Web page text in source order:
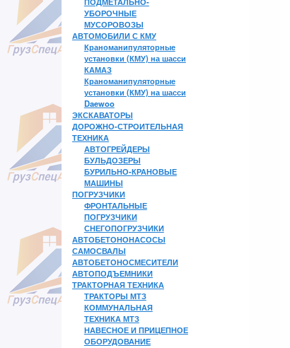
УБОРОЧНЫЕ
МУСОРОВОЗЫ
АВТОМОБИЛИ С КМУ
Краноманипуляторные
установки (КМУ) на шасси
КАМАЗ
Краноманипуляторные
установки (КМУ) на шасси
Daewoo
ЭКСКАВАТОРЫ
ДОРОЖНО-СТРОИТЕЛЬНАЯ
ТЕХНИКА
АВТОГРЕЙДЕРЫ
БУЛЬДОЗЕРЫ
БУРИЛЬНО-КРАНОВЫЕ
МАШИНЫ
ПОГРУЗЧИКИ
ФРОНТАЛЬНЫЕ
ПОГРУЗЧИКИ
СНЕГОПОГРУЗЧИКИ
АВТОБЕТОНОНАСОСЫ
САМОСВАЛЫ
АВТОБЕТОНОСМЕСИТЕЛИ
АВТОПОДЪЕМНИКИ
ТРАКТОРНАЯ ТЕХНИКА
ТРАКТОРЫ МТЗ
КОММУНАЛЬНАЯ
ТЕХНИКА МТЗ
НАВЕСНОЕ И ПРИЦЕПНОЕ
ОБОРУДОВАНИЕ